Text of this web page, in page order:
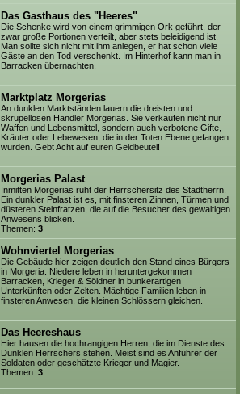
Das Gasthaus des "Heeres"
Die Schenke wird von einem grimmigen Ork geführt, der
zwar große Portionen verteilt, aber stets beleidigend ist.
Man sollte sich nicht mit ihm anlegen, er hat schon viele
Gäste an den Tod verschenkt. Im Hinterhof kann man in
Barracken übernachten.
Marktplatz Morgerias
An dunklen Marktständen lauern die dreisten und
skrupellosen Händler Morgerias. Sie verkaufen nicht nur
Waffen und Lebensmittel, sondern auch verbotene Gifte,
Kräuter oder Lebewesen, die in der Toten Ebene gefangen
wurden. Gebt Acht auf euren Geldbeutel!
Morgerias Palast
Inmitten Morgerias ruht der Herrschersitz des Stadtherrn.
Ein dunkler Palast ist es, mit finsteren Zinnen, Türmen und
düsteren Steinfratzen, die auf die Besucher des gewaltigen
Anwesens blicken.
Themen: 3
Wohnviertel Morgerias
Die Gebäude hier zeigen deutlich den Stand eines Bürgers
in Morgeria. Niedere leben in heruntergekommen
Barracken, Krieger & Söldner in bunkerartigen
Unterkünften oder Zelten. Mächtige Familien leben in
finsteren Anwesen, die kleinen Schlössern gleichen.
Das Heereshaus
Hier hausen die hochrangigen Herren, die im Dienste des
Dunklen Herrschers stehen. Meist sind es Anführer der
Soldaten oder geschätzte Krieger und Magier.
Themen: 3